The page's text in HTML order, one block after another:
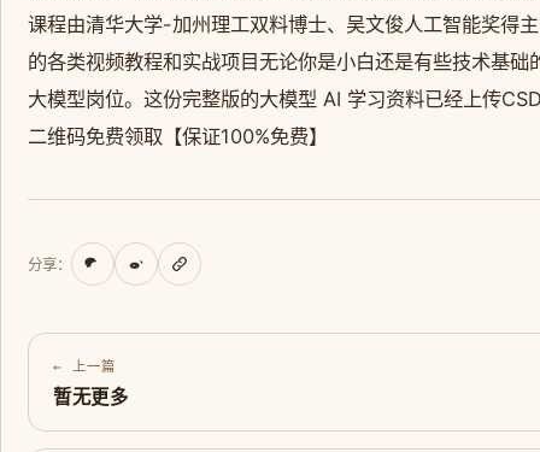
课程由清华大学-加州理工双料博士、吴文俊人工智能奖得
的各类视频教程和实战项目无论你是小白还是有些技术基
大模型岗位。这份完整版的大模型 AI 学习资料已经上传
二维码免费领取【保证100%免费】
分享：
← 上一篇
暂无更多